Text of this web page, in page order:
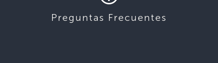
Preguntas Frecuentes